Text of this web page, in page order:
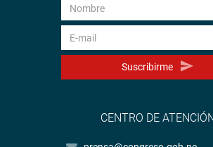
Suscribirme
CENTRO DE